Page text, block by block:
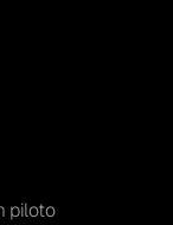
piloto